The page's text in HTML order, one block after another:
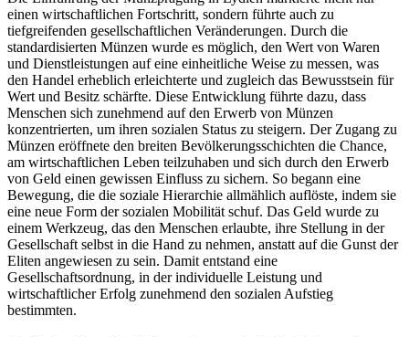
einen wirtschaftlichen Fortschritt, sondern führte auch zu
tiefgreifenden gesellschaftlichen Veränderungen. Durch die
standardisierten Münzen wurde es möglich, den Wert von Waren
und Dienstleistungen auf eine einheitliche Weise zu messen, was
den Handel erheblich erleichterte und zugleich das Bewusstsein für
Wert und Besitz schärfte. Diese Entwicklung führte dazu, dass
Menschen sich zunehmend auf den Erwerb von Münzen
konzentrierten, um ihren sozialen Status zu steigern. Der Zugang zu
Münzen eröffnete den breiten Bevölkerungsschichten die Chance,
am wirtschaftlichen Leben teilzuhaben und sich durch den Erwerb
von Geld einen gewissen Einfluss zu sichern. So begann eine
Bewegung, die die soziale Hierarchie allmählich auflöste, indem sie
eine neue Form der sozialen Mobilität schuf. Das Geld wurde zu
einem Werkzeug, das den Menschen erlaubte, ihre Stellung in der
Gesellschaft selbst in die Hand zu nehmen, anstatt auf die Gunst der
Eliten angewiesen zu sein. Damit entstand eine
Gesellschaftsordnung, in der individuelle Leistung und
wirtschaftlicher Erfolg zunehmend den sozialen Aufstieg
bestimmten.